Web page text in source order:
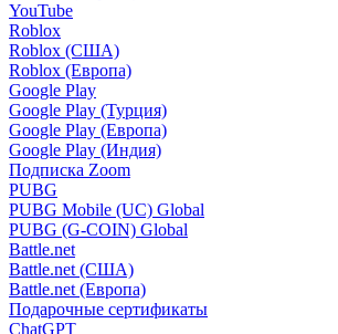
YouTube
Roblox
Roblox (США)
Roblox (Европа)
Google Play
Google Play (Турция)
Google Play (Европа)
Google Play (Индия)
Подписка Zoom
PUBG
PUBG Mobile (UC) Global
PUBG (G-COIN) Global
Battle.net
Battle.net (США)
Battle.net (Европа)
Подарочные сертификаты
ChatGPT